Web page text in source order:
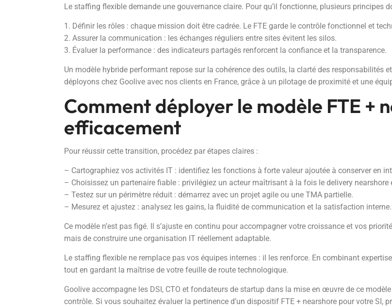
Le staffing flexible demande une gouvernance claire. Pour qu’il fonctionne, plusieurs principes
1. Définir les rôles : chaque mission doit être cadrée. Le FTE garde le contrôle fonctionnel et
2. Assurer la communication : les échanges réguliers entre sites évitent les silos.
3. Évaluer la performance : des indicateurs partagés renforcent la confiance et la transparence.
Un modèle hybride performant repose sur la cohérence des outils, la clarté des responsabilités
déployons chez Goolive avec nos clients en France, grâce à un pilotage de proximité et une
Comment déployer le modèle FTE +
efficacement
Pour réussir cette transition, procédez par étapes claires :
– Cartographiez vos activités IT : identifiez les fonctions à forte valeur ajoutée à conserver en
– Choisissez un partenaire fiable : privilégiez un acteur maîtrisant à la fois le delivery nearshore
– Testez sur un périmètre réduit : démarrez avec un projet agile ou une TMA partielle.
– Mesurez et ajustez : analysez les gains, la fluidité de communication et la satisfaction interne.
Ce modèle n’est pas figé. Il s’ajuste en continu pour accompagner votre croissance et vos
mais de construire une organisation IT réellement adaptable.
Le staffing flexible ne remplace pas vos équipes internes : il les renforce. En combinant
tout en gardant la maîtrise de votre feuille de route technologique.
Goolive accompagne les DSI, CTO et fondateurs de startup dans la mise en œuvre de ce
contrôle. Si vous souhaitez évaluer la pertinence d’un dispositif FTE + nearshore pour votre SI,